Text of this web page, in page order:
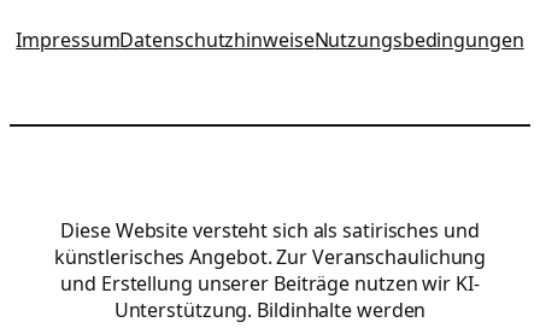
ImpressumDatenschutzhinweiseNutzungsbedingungen
Diese Website versteht sich als satirisches und
künstlerisches Angebot. Zur Veranschaulichung
und Erstellung unserer Beiträge nutzen wir KI-
Unterstützung. Bildinhalte werden